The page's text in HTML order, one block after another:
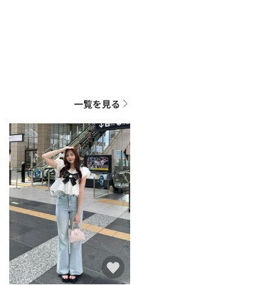
一覧を見る